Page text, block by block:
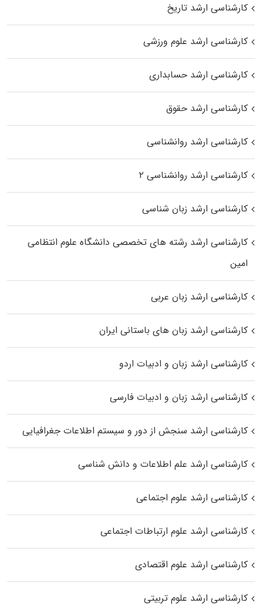
کارشناسی ارشد تاریخ
کارشناسی ارشد علوم ورزشی
کارشناسی ارشد حسابداری
کارشناسی ارشد حقوق
کارشناسی ارشد روانشناسی
کارشناسی ارشد روانشناسی ۲
کارشناسی ارشد زبان شناسی
کارشناسی ارشد رﺷﺘﻪ ﻫﺎی تخصصی داﻧﺸﮕﺎه ﻋﻠﻮم انتظامی
اﻣﻴﻦ
کارشناسی ارشد زبان عربی
کارشناسی ارشد زبان‌ های باستانی ایران
کارشناسی ارشد زبان و ادبیات اردو
کارشناسی ارشد زبان و ادبیات فارسی
کارشناسی ارشد سنجش از دور و سیستم اطلاعات جغرافیایی
کارشناسی ارشد علم اطلاعات و دانش شناسی
کارشناسی ارشد علوم اجتماعی
کارشناسی ارشد علوم ارتباطات اجتماعی
کارشناسی ارشد علوم اقتصادی
کارشناسی ارشد علوم تربیتی